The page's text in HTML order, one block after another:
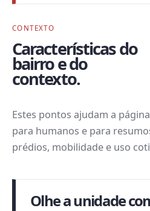
CONTEXTO
Características do
bairro e do
contexto.
Estes pontos ajudam a
para humanos e para
prédios, mobilidade e uso
Olhe a unidade